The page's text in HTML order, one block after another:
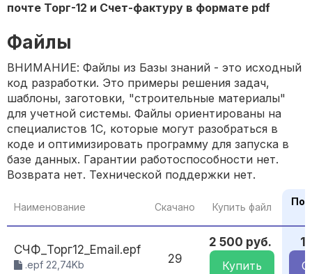
почте Торг-12 и Счет-фактуру в формате pdf
Файлы
ВНИМАНИЕ: Файлы из Базы знаний - это исходный
код разработки. Это примеры решения задач,
шаблоны, заготовки, "строительные материалы"
для учетной системы. Файлы ориентированы на
специалистов 1С, которые могут разобраться в
коде и оптимизировать программу для запуска в
базе данных. Гарантии работоспособности нет.
Возврата нет. Технической поддержки нет.
Наименование Скачано Купить файл По
СЧФ_Торг12_Email.epf
.epf 22,74Kb 29
2 500 руб.
Купить
1